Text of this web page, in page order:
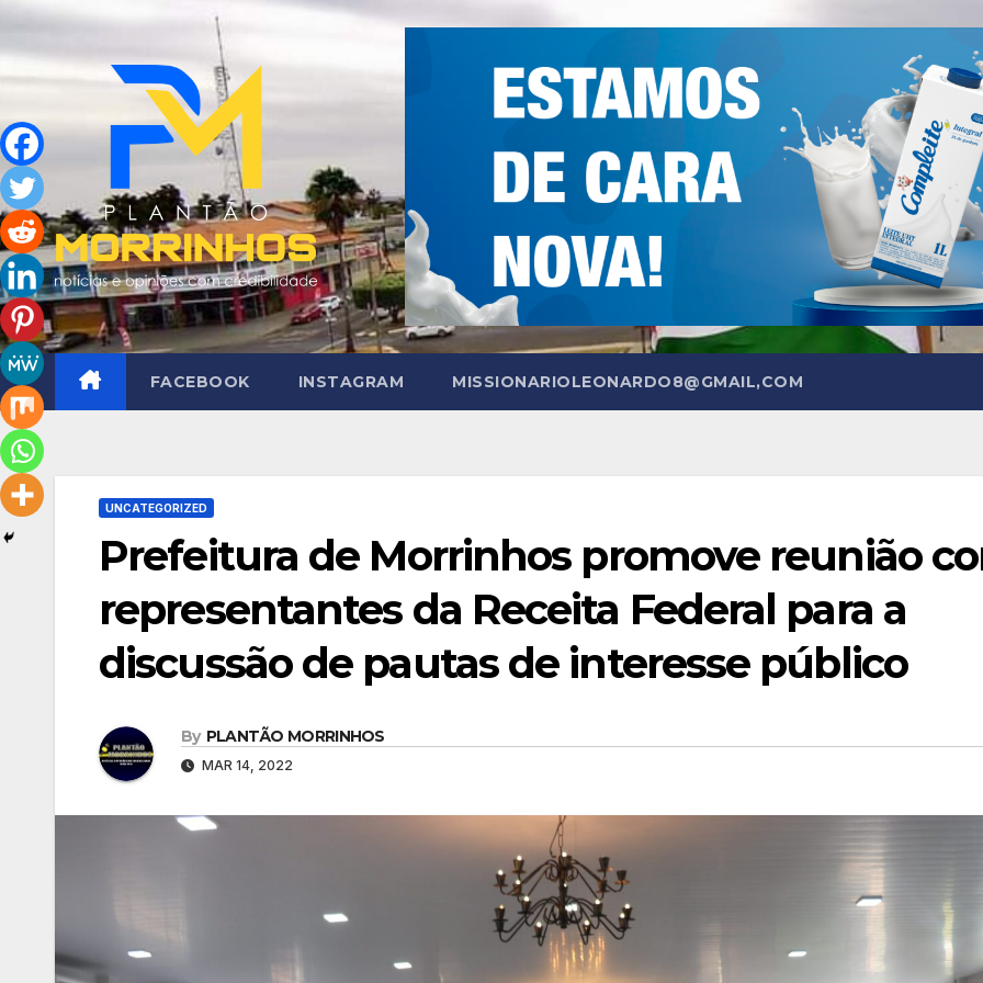
Skip
to
content
FACEBOOK INSTAGRAM MISSIONARIOLEONARDO8@GMAIL,COM
UNCATEGORIZED
Prefeitura de Morrinhos promove reunião
representantes da Receita Federal para a
discussão de pautas de interesse público
By PLANTÃO MORRINHOS
MAR 14, 2022